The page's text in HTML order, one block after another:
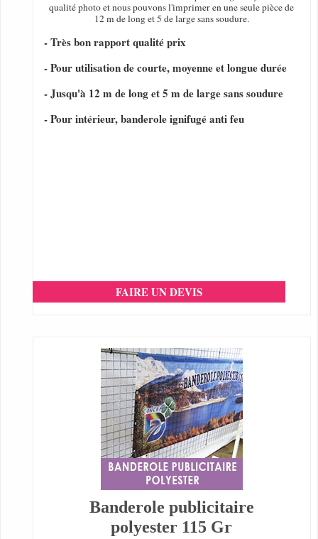
qualité photo et nous pouvons l'imprimer en une seule pièce de
12 m de long et 5 de large sans soudure.
- Très bon rapport qualité prix
- Pour utilisation de courte, moyenne et longue durée
- Jusqu'à 12 m de long et 5 m de large sans soudure
- Pour intérieur, banderole ignifugé anti feu
FAIRE UN DEVIS
Banderole publicitaire
polyester 115 Gr